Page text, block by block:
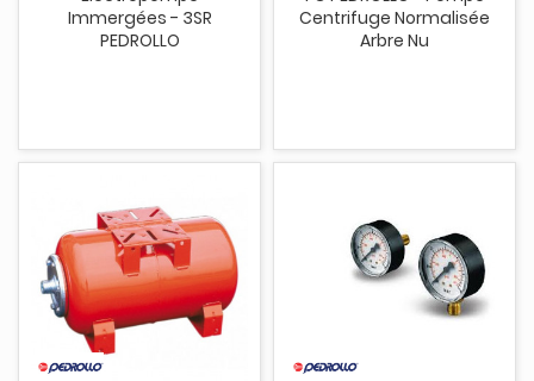
Immergées - 3SR
PEDROLLO
Centrifuge Normalisée
Arbre Nu